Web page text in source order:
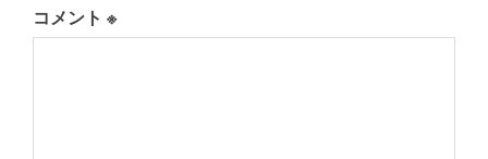
コメント ※